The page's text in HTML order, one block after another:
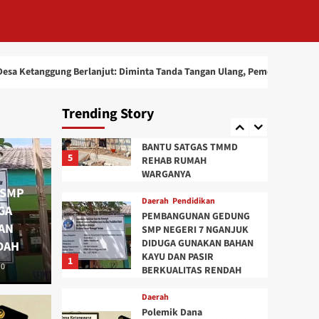
Diminta Tanda Tangan Ulang, Pemdes Janji Kekurangan
RT/RW
Berlanjut: Diminta
0
Trending Story
Lor
5
MASUKI MASA PURNA
BAKTI, KAMITUWO GUPIT
TETAP TURUN TANGAN
BANTU SATGAS TMMD
REHAB RUMAH
WARGANYA
1
Daerah Pendidikan
PEMBANGUNAN GEDUNG
SMP NEGERI 7 NGANJUK
DIDUGA GUNAKAN BAHAN
KAYU DAN PASIR
BERKUALITAS RENDAH
Daerah
Polemik Dana